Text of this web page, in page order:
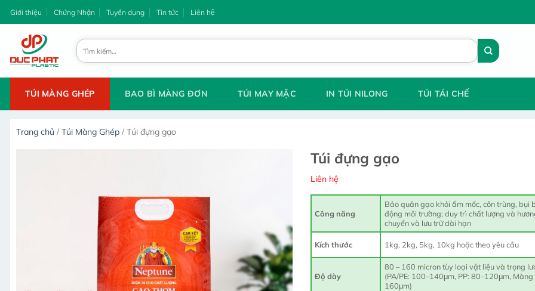
Giới thiệu Chứng Nhận Tuyển dụng Tin tức Liên hệ
Tìm
kiếm:
TÚI MÀNG GHÉP BAO BÌ MÀNG ĐƠN TÚI MAY MẶC IN TÚI NILONG TÚI TÁI CHẾ
Trang chủ / Túi Màng Ghép / Túi đựng gạo
Túi đựng gạo
Liên hệ
Công năng
Bảo quản gạo khỏi ẩm mốc, côn trùng, bụi
động môi trường; duy trì chất lượng và
chuyển và lưu trữ dài hạn
Kích thước 1kg, 2kg, 5kg, 10kg hoặc theo yêu cầu
Độ dày
80 – 160 micron tùy loại vật liệu và trọng
(PA/PE: 100–140μm, PP: 80–120μm,
160μm)